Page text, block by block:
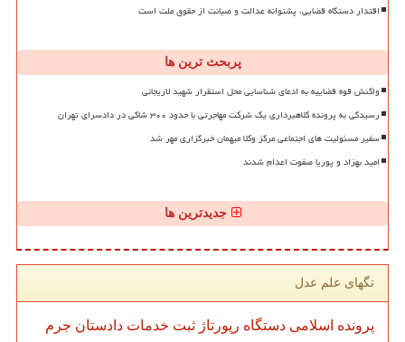
اقتدار دستگاه قضایی، پشتوانه عدالت و صیانت از حقوق ملت است
پربحث ترین ها
واکنش قوه قضاییه به ادعای شناسایی محل استقرار شهید لاریجانی
رسیدگی به پرونده کلاهبرداری یک شرکت مهاجرتی با حدود ۳۰۰ شاکی در دادسرای تهران
سفیر مسئولیت های اجتماعی مرکز وکلا میهمان خبرگزاری مهر شد
امید بهزاد و پوریا صفوت اعدام شدند
جدیدترین ها
تگهای علم عدل
پرونده اسلامی دستگاه رپورتاژ ثبت خدمات دادستان جرم